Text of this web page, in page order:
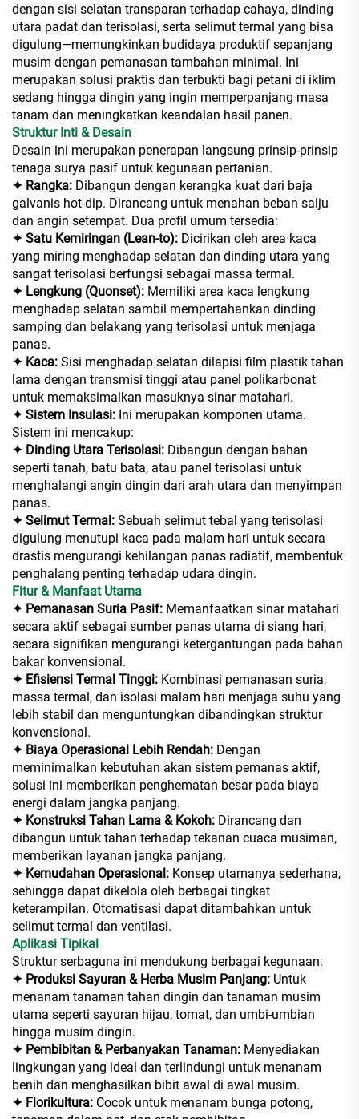
dengan sisi selatan transparan terhadap cahaya, dinding
utara padat dan terisolasi, serta selimut termal yang bisa
digulung—memungkinkan budidaya produktif sepanjang
musim dengan pemanasan tambahan minimal. Ini
merupakan solusi praktis dan terbukti bagi petani di iklim
sedang hingga dingin yang ingin memperpanjang masa
tanam dan meningkatkan keandalan hasil panen.
Struktur Inti & Desain
Desain ini merupakan penerapan langsung prinsip-prinsip
tenaga surya pasif untuk kegunaan pertanian.
✦ Rangka: Dibangun dengan kerangka kuat dari baja
galvanis hot-dip. Dirancang untuk menahan beban salju
dan angin setempat. Dua profil umum tersedia:
✦ Satu Kemiringan (Lean-to): Dicirikan oleh area kaca
yang miring menghadap selatan dan dinding utara yang
sangat terisolasi berfungsi sebagai massa termal.
✦ Lengkung (Quonset): Memiliki area kaca lengkung
menghadap selatan sambil mempertahankan dinding
samping dan belakang yang terisolasi untuk menjaga
panas.
✦ Kaca: Sisi menghadap selatan dilapisi film plastik tahan
lama dengan transmisi tinggi atau panel polikarbonat
untuk memaksimalkan masuknya sinar matahari.
✦ Sistem Insulasi: Ini merupakan komponen utama.
Sistem ini mencakup:
✦ Dinding Utara Terisolasi: Dibangun dengan bahan
seperti tanah, batu bata, atau panel terisolasi untuk
menghalangi angin dingin dari arah utara dan menyimpan
panas.
✦ Selimut Termal: Sebuah selimut tebal yang terisolasi
digulung menutupi kaca pada malam hari untuk secara
drastis mengurangi kehilangan panas radiatif, membentuk
penghalang penting terhadap udara dingin.
Fitur & Manfaat Utama
✦ Pemanasan Suria Pasif: Memanfaatkan sinar matahari
secara aktif sebagai sumber panas utama di siang hari,
secara signifikan mengurangi ketergantungan pada bahan
bakar konvensional.
✦ Efisiensi Termal Tinggi: Kombinasi pemanasan suria,
massa termal, dan isolasi malam hari menjaga suhu yang
lebih stabil dan menguntungkan dibandingkan struktur
konvensional.
✦ Biaya Operasional Lebih Rendah: Dengan
meminimalkan kebutuhan akan sistem pemanas aktif,
solusi ini memberikan penghematan besar pada biaya
energi dalam jangka panjang.
✦ Konstruksi Tahan Lama & Kokoh: Dirancang dan
dibangun untuk tahan terhadap tekanan cuaca musiman,
memberikan layanan jangka panjang.
✦ Kemudahan Operasional: Konsep utamanya sederhana,
sehingga dapat dikelola oleh berbagai tingkat
keterampilan. Otomatisasi dapat ditambahkan untuk
selimut termal dan ventilasi.
Aplikasi Tipikal
Struktur serbaguna ini mendukung berbagai kegunaan:
✦ Produksi Sayuran & Herba Musim Panjang: Untuk
menanam tanaman tahan dingin dan tanaman musim
utama seperti sayuran hijau, tomat, dan umbi-umbian
hingga musim dingin.
✦ Pembibitan & Perbanyakan Tanaman: Menyediakan
lingkungan yang ideal dan terlindungi untuk menanam
benih dan menghasilkan bibit awal di awal musim.
✦ Florikultura: Cocok untuk menanam bunga potong,